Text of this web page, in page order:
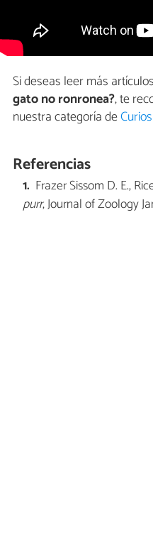
Si deseas leer más
gato no ronronea?, te
nuestra categoría de
Referencias
Frazer Sissom D. E.,
purr, Journal of Zoology